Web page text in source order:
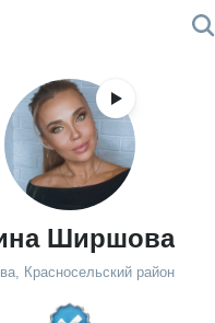
Ширшова
Красносельский район